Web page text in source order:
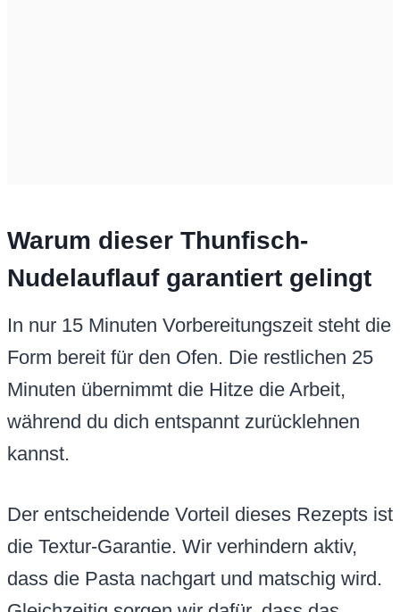
Warum dieser Thunfisch-
Nudelauflauf garantiert gelingt
In nur 15 Minuten Vorbereitungszeit steht die
Form bereit für den Ofen. Die restlichen 25
Minuten übernimmt die Hitze die Arbeit,
während du dich entspannt zurücklehnen
kannst.
Der entscheidende Vorteil dieses Rezepts ist
die Textur-Garantie. Wir verhindern aktiv,
dass die Pasta nachgart und matschig wird.